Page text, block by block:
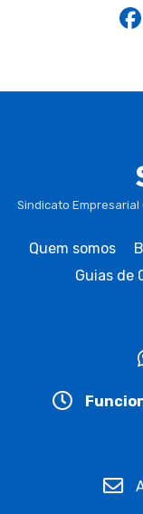
Sindicato
Quem somos
Guias de